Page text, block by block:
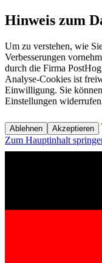
Hinweis zum
Um zu verstehen, wie
Verbesserungen
durch die Firma
Analyse-Cookies ist
Einwilligung. Sie
Einstellungen
Ablehnen Akzeptieren
Zum Hauptinhalt